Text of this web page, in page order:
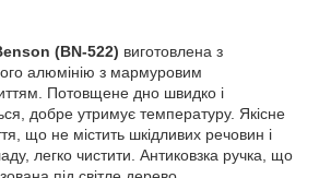
(BN-522) виготовлена з
алюмінію з мармуровим
Потовщене дно швидко і
добре утримує температуру. Якісне
що не містить шкідливих речовин і
легко чистити. Антиковзка ручка, що